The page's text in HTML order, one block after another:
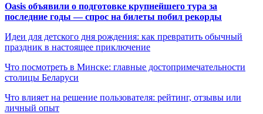
Oasis объявили о подготовке крупнейшего тура за
последние годы — спрос на билеты побил рекорды
Идеи для детского дня рождения: как превратить обычный
праздник в настоящее приключение
Что посмотреть в Минске: главные достопримечательности
столицы Беларуси
Что влияет на решение пользователя: рейтинг, отзывы или
личный опыт